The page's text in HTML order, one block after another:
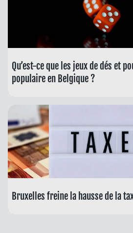
Qu’est-ce que les jeux de dés et
populaire en Belgique ?
Bruxelles freine la hausse de la